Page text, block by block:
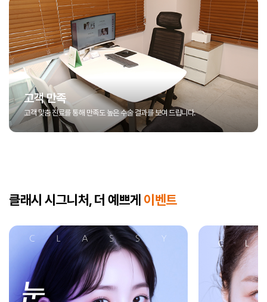
고객 만족
고객 맞춤 진료를 통해 만족도 높은 수술 결과를 보여 드립니다.
클래시 시그니처, 더 예쁘게 이벤트